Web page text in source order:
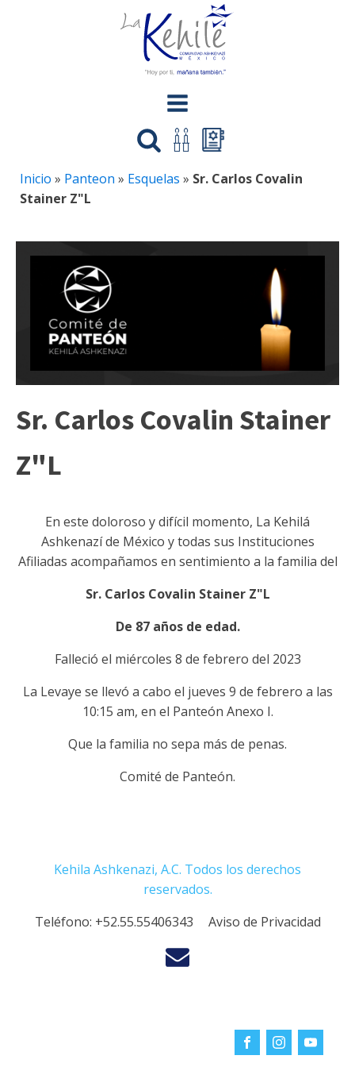
Inicio » Panteon » Esquelas » Sr. Carlos Covalin
Stainer Z"L
Sr. Carlos Covalin Stainer
Z"L
En este doloroso y difícil momento, La Kehilá
Ashkenazí de México y todas sus Instituciones
Afiliadas acompañamos en sentimiento a la familia del
Sr. Carlos Covalin Stainer Z"L
De 87 años de edad.
Falleció el miércoles 8 de febrero del 2023
La Levaye se llevó a cabo el jueves 9 de febrero a las
10:15 am, en el Panteón Anexo I.
Que la familia no sepa más de penas.
Comité de Panteón.
Kehila Ashkenazi, A.C. Todos los derechos
reservados.
Teléfono: +52.55.55406343 Aviso de Privacidad